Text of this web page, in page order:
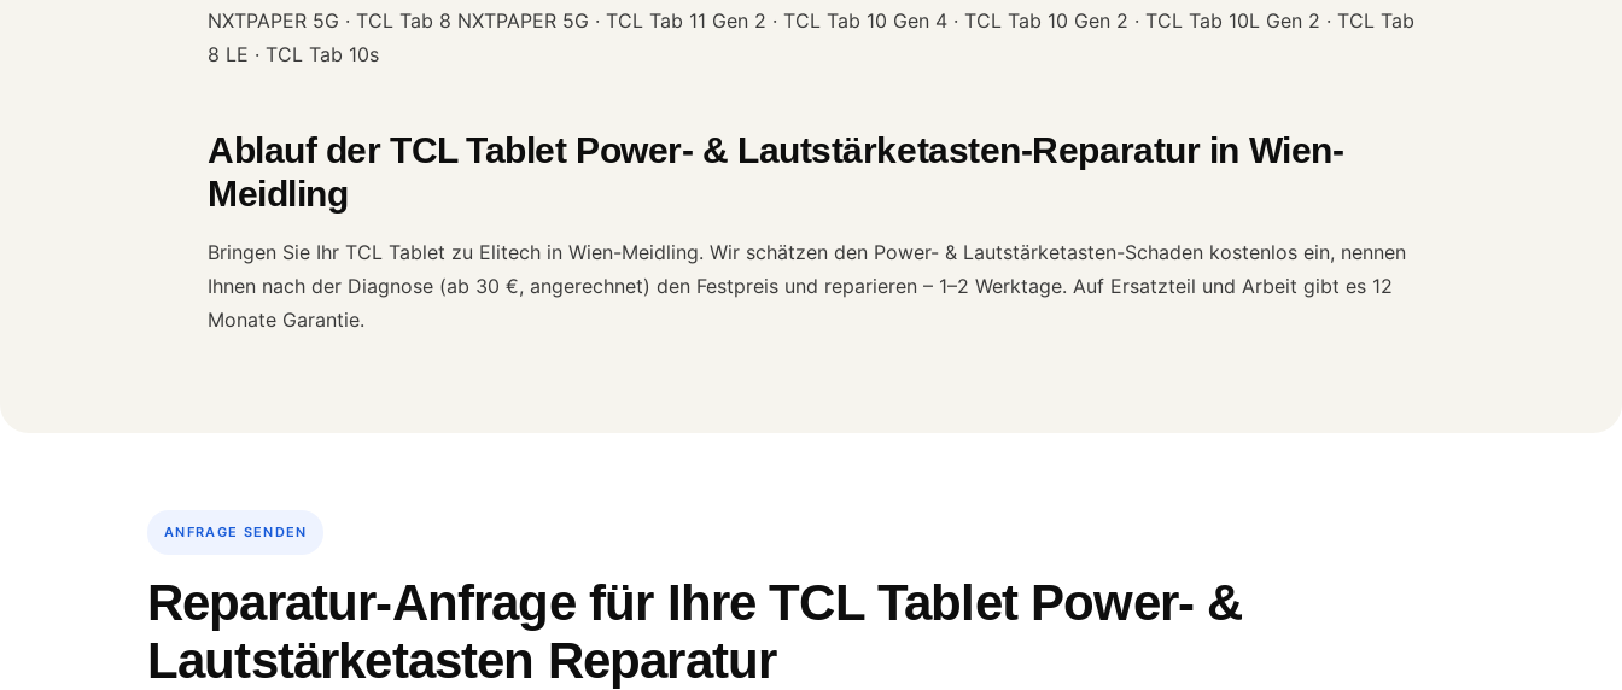
NXTPAPER 5G · TCL Tab 8 NXTPAPER 5G · TCL Tab 11 Gen 2 · TCL Tab 10 Gen 4 · TCL Tab 10 Gen 2 · TCL Tab 10L Gen 2 · TCL Tab
8 LE · TCL Tab 10s
Ablauf der TCL Tablet Power- & Lautstärketasten-Reparatur in Wien-
Meidling
Bringen Sie Ihr TCL Tablet zu Elitech in Wien-Meidling. Wir schätzen den Power- & Lautstärketasten-Schaden kostenlos ein, nennen
Ihnen nach der Diagnose (ab 30 €, angerechnet) den Festpreis und reparieren – 1–2 Werktage. Auf Ersatzteil und Arbeit gibt es 12
Monate Garantie.
ANFRAGE SENDEN
Reparatur-Anfrage für Ihre TCL Tablet Power- &
Lautstärketasten Reparatur